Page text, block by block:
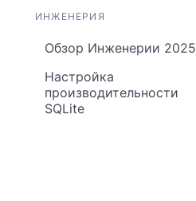
ИНЖЕНЕРИЯ
Обзор Инженерии 2025
Настройка
производительности
SQLite